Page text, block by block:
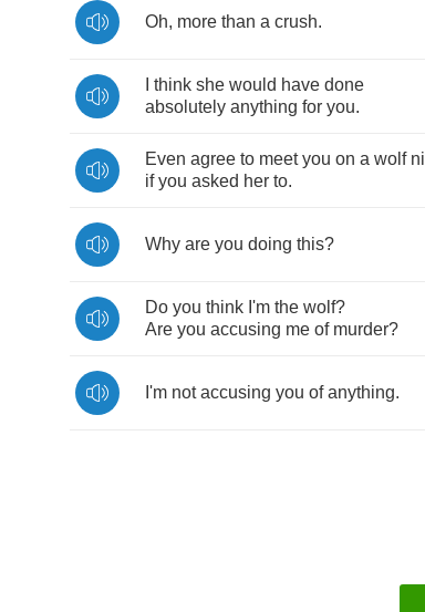
Oh, more than a crush.
think she would have done
absolutely anything for you.
Even agree to meet you on a wolf
if you asked her to.
Why are you doing this?
Do you think I'm the wolf?
Are you accusing me of murder?
I'm not accusing you of anything.